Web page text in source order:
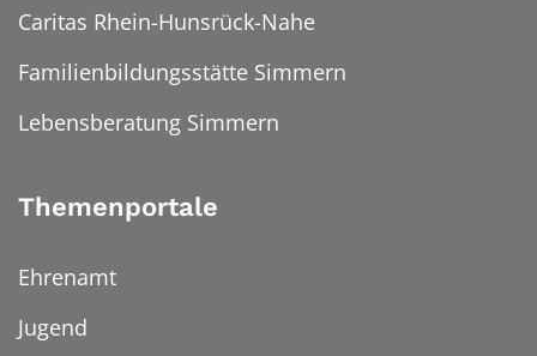
Caritas Rhein-Hunsrück-Nahe
Familienbildungsstätte Simmern
Lebensberatung Simmern
Themenportale
Ehrenamt
Jugend